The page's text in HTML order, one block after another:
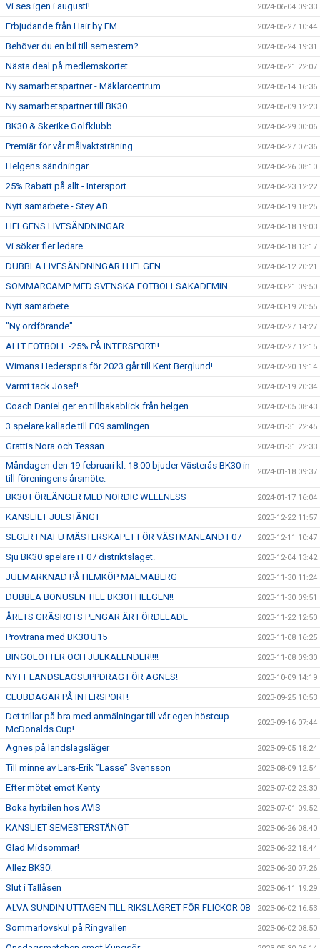
Vi ses igen i augusti! 2024-06-04 09:33
Erbjudande från Hair by EM 2024-05-27 10:44
Behöver du en bil till semestern? 2024-05-24 19:31
Nästa deal på medlemskortet 2024-05-21 22:07
Ny samarbetspartner - Mäklarcentrum 2024-05-14 16:36
Ny samarbetspartner till BK30 2024-05-09 12:23
BK30 & Skerike Golfklubb 2024-04-29 00:06
Premiär för vår målvaktsträning 2024-04-27 07:36
Helgens sändningar 2024-04-26 08:10
25% Rabatt på allt - Intersport 2024-04-23 12:22
Nytt samarbete - Stey AB 2024-04-19 18:25
HELGENS LIVESÄNDNINGAR 2024-04-18 19:03
Vi söker fler ledare 2024-04-18 13:17
DUBBLA LIVESÄNDNINGAR I HELGEN 2024-04-12 20:21
SOMMARCAMP MED SVENSKA FOTBOLLSAKADEMIN 2024-03-21 09:50
Nytt samarbete 2024-03-19 20:55
"Ny ordförande" 2024-02-27 14:27
ALLT FOTBOLL -25% PÅ INTERSPORT!! 2024-02-27 12:15
Wimans Hederspris för 2023 går till Kent Berglund! 2024-02-20 19:14
Varmt tack Josef! 2024-02-19 20:34
Coach Daniel ger en tillbakablick från helgen 2024-02-05 08:43
3 spelare kallade till F09 samlingen... 2024-01-31 22:45
Grattis Nora och Tessan 2024-01-31 22:33
Måndagen den 19 februari kl. 18:00 bjuder Västerås BK30 in
till föreningens årsmöte.
2024-01-18 09:37
BK30 FÖRLÄNGER MED NORDIC WELLNESS 2024-01-17 16:04
KANSLIET JULSTÄNGT 2023-12-22 11:57
SEGER I NAFU MÄSTERSKAPET FÖR VÄSTMANLAND F07 2023-12-11 10:47
Sju BK30 spelare i F07 distriktslaget. 2023-12-04 13:42
JULMARKNAD PÅ HEMKÖP MALMABERG 2023-11-30 11:24
DUBBLA BONUSEN TILL BK30 I HELGEN!! 2023-11-30 09:51
ÅRETS GRÄSROTS PENGAR ÄR FÖRDELADE 2023-11-22 12:50
Provträna med BK30 U15 2023-11-08 16:25
BINGOLOTTER OCH JULKALENDER!!!! 2023-11-08 09:30
NYTT LANDSLAGSUPPDRAG FÖR AGNES! 2023-10-09 14:19
CLUBDAGAR PÅ INTERSPORT! 2023-09-25 10:53
Det trillar på bra med anmälningar till vår egen höstcup -
McDonalds Cup!
2023-09-16 07:44
Agnes på landslagsläger 2023-09-05 18:24
Till minne av Lars-Erik ”Lasse” Svensson 2023-08-09 12:54
Efter mötet emot Kenty 2023-07-02 23:30
Boka hyrbilen hos AVIS 2023-07-01 09:52
KANSLIET SEMESTERSTÄNGT 2023-06-26 08:40
Glad Midsommar! 2023-06-22 18:44
Allez BK30! 2023-06-20 07:26
Slut i Tallåsen 2023-06-11 19:29
ALVA SUNDIN UTTAGEN TILL RIKSLÄGRET FÖR FLICKOR 08 2023-06-02 16:53
Sommarlovskul på Ringvallen 2023-06-02 08:50